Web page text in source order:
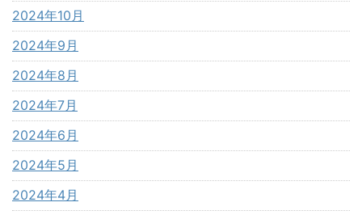
2024年10月
2024年9月
2024年8月
2024年7月
2024年6月
2024年5月
2024年4月